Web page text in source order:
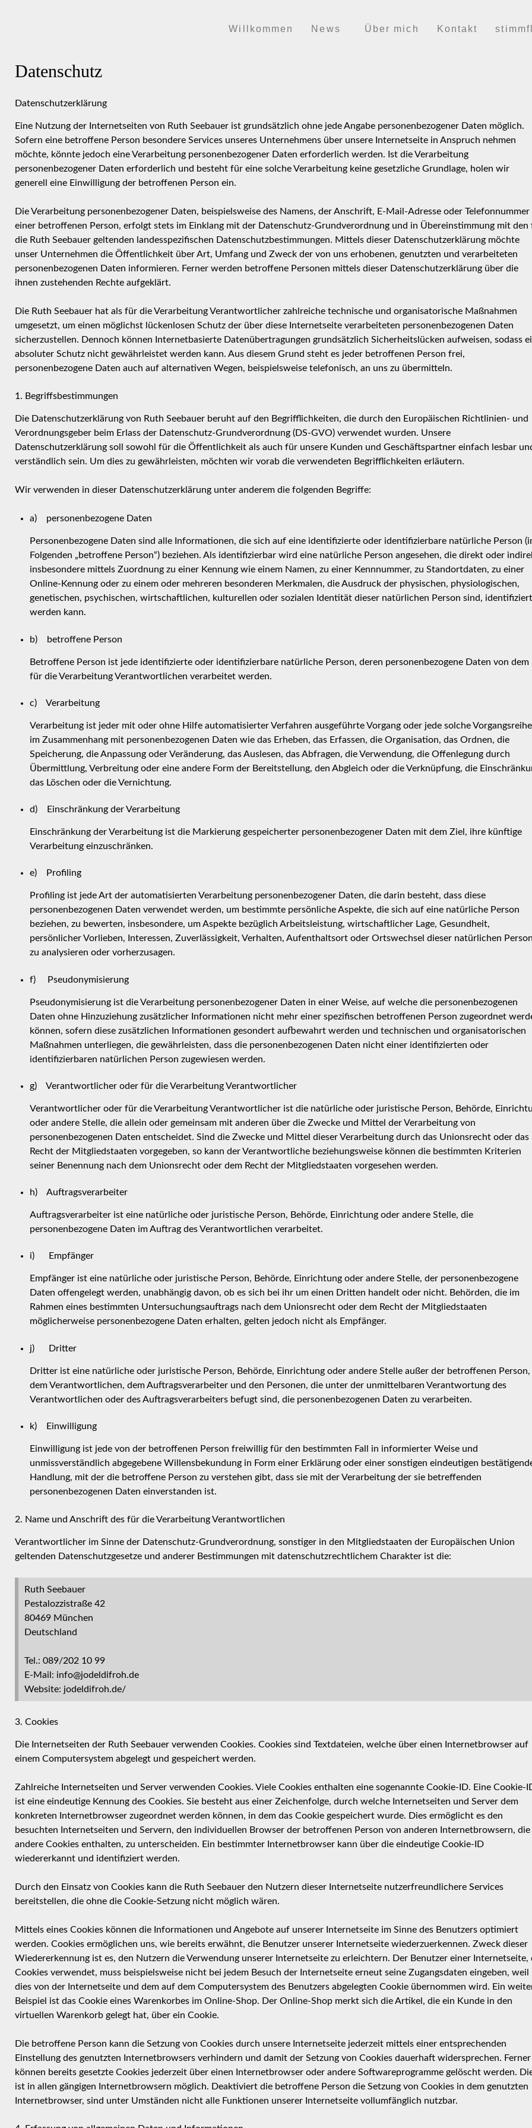
Willkommen News Über mich Kontakt
Datenschutz
Datenschutzerklärung
Eine Nutzung der Internetseiten von Ruth Seebauer ist grundsätzlich ohne jede Angabe personenbezogener Daten möglich.
Sofern eine betroffene Person besondere Services unseres Unternehmens über unsere Internetseite in Anspruch nehmen
möchte, könnte jedoch eine Verarbeitung personenbezogener Daten erforderlich werden. Ist die Verarbeitung
personenbezogener Daten erforderlich und besteht für eine solche Verarbeitung keine gesetzliche Grundlage, holen wir
generell eine Einwilligung der betroffenen Person ein.
Die Verarbeitung personenbezogener Daten, beispielsweise des Namens, der Anschrift, E-Mail-Adresse oder Telefonnummer
einer betroffenen Person, erfolgt stets im Einklang mit der Datenschutz-Grundverordnung und in Übereinstimmung mit den
die Ruth Seebauer geltenden landesspezifischen Datenschutzbestimmungen. Mittels dieser Datenschutzerklärung möchte
unser Unternehmen die Öffentlichkeit über Art, Umfang und Zweck der von uns erhobenen, genutzten und verarbeiteten
personenbezogenen Daten informieren. Ferner werden betroffene Personen mittels dieser Datenschutzerklärung über die
ihnen zustehenden Rechte aufgeklärt.
Die Ruth Seebauer hat als für die Verarbeitung Verantwortlicher zahlreiche technische und organisatorische Maßnahmen
umgesetzt, um einen möglichst lückenlosen Schutz der über diese Internetseite verarbeiteten personenbezogenen Daten
sicherzustellen. Dennoch können Internetbasierte Datenübertragungen grundsätzlich Sicherheitslücken aufweisen, sodass
absoluter Schutz nicht gewährleistet werden kann. Aus diesem Grund steht es jeder betroffenen Person frei,
personenbezogene Daten auch auf alternativen Wegen, beispielsweise telefonisch, an uns zu übermitteln.
1. Begriffsbestimmungen
Die Datenschutzerklärung von Ruth Seebauer beruht auf den Begrifflichkeiten, die durch den Europäischen Richtlinien- und
Verordnungsgeber beim Erlass der Datenschutz-Grundverordnung (DS-GVO) verwendet wurden. Unsere
Datenschutzerklärung soll sowohl für die Öffentlichkeit als auch für unsere Kunden und Geschäftspartner einfach lesbar
verständlich sein. Um dies zu gewährleisten, möchten wir vorab die verwendeten Begrifflichkeiten erläutern.
Wir verwenden in dieser Datenschutzerklärung unter anderem die folgenden Begriffe:
a) personenbezogene Daten
Personenbezogene Daten sind alle Informationen, die sich auf eine identifizierte oder identifizierbare natürliche Person
Folgenden „betroffene Person“) beziehen. Als identifizierbar wird eine natürliche Person angesehen, die direkt oder
insbesondere mittels Zuordnung zu einer Kennung wie einem Namen, zu einer Kennnummer, zu Standortdaten, zu einer
Online-Kennung oder zu einem oder mehreren besonderen Merkmalen, die Ausdruck der physischen, physiologischen,
genetischen, psychischen, wirtschaftlichen, kulturellen oder sozialen Identität dieser natürlichen Person sind, identifiziert
werden kann.
b) betroffene Person
Betroffene Person ist jede identifizierte oder identifizierbare natürliche Person, deren personenbezogene Daten von dem
für die Verarbeitung Verantwortlichen verarbeitet werden.
c) Verarbeitung
Verarbeitung ist jeder mit oder ohne Hilfe automatisierter Verfahren ausgeführte Vorgang oder jede solche Vorgangsreihe
im Zusammenhang mit personenbezogenen Daten wie das Erheben, das Erfassen, die Organisation, das Ordnen, die
Speicherung, die Anpassung oder Veränderung, das Auslesen, das Abfragen, die Verwendung, die Offenlegung durch
Übermittlung, Verbreitung oder eine andere Form der Bereitstellung, den Abgleich oder die Verknüpfung, die
das Löschen oder die Vernichtung.
d) Einschränkung der Verarbeitung
Einschränkung der Verarbeitung ist die Markierung gespeicherter personenbezogener Daten mit dem Ziel, ihre künftige
Verarbeitung einzuschränken.
e) Profiling
Profiling ist jede Art der automatisierten Verarbeitung personenbezogener Daten, die darin besteht, dass diese
personenbezogenen Daten verwendet werden, um bestimmte persönliche Aspekte, die sich auf eine natürliche Person
beziehen, zu bewerten, insbesondere, um Aspekte bezüglich Arbeitsleistung, wirtschaftlicher Lage, Gesundheit,
persönlicher Vorlieben, Interessen, Zuverlässigkeit, Verhalten, Aufenthaltsort oder Ortswechsel dieser natürlichen
zu analysieren oder vorherzusagen.
f) Pseudonymisierung
Pseudonymisierung ist die Verarbeitung personenbezogener Daten in einer Weise, auf welche die personenbezogenen
Daten ohne Hinzuziehung zusätzlicher Informationen nicht mehr einer spezifischen betroffenen Person zugeordnet
können, sofern diese zusätzlichen Informationen gesondert aufbewahrt werden und technischen und organisatorischen
Maßnahmen unterliegen, die gewährleisten, dass die personenbezogenen Daten nicht einer identifizierten oder
identifizierbaren natürlichen Person zugewiesen werden.
g) Verantwortlicher oder für die Verarbeitung Verantwortlicher
Verantwortlicher oder für die Verarbeitung Verantwortlicher ist die natürliche oder juristische Person, Behörde,
oder andere Stelle, die allein oder gemeinsam mit anderen über die Zwecke und Mittel der Verarbeitung von
personenbezogenen Daten entscheidet. Sind die Zwecke und Mittel dieser Verarbeitung durch das Unionsrecht oder das
Recht der Mitgliedstaaten vorgegeben, so kann der Verantwortliche beziehungsweise können die bestimmten Kriterien
seiner Benennung nach dem Unionsrecht oder dem Recht der Mitgliedstaaten vorgesehen werden.
h) Auftragsverarbeiter
Auftragsverarbeiter ist eine natürliche oder juristische Person, Behörde, Einrichtung oder andere Stelle, die
personenbezogene Daten im Auftrag des Verantwortlichen verarbeitet.
i) Empfänger
Empfänger ist eine natürliche oder juristische Person, Behörde, Einrichtung oder andere Stelle, der personenbezogene
Daten offengelegt werden, unabhängig davon, ob es sich bei ihr um einen Dritten handelt oder nicht. Behörden, die im
Rahmen eines bestimmten Untersuchungsauftrags nach dem Unionsrecht oder dem Recht der Mitgliedstaaten
möglicherweise personenbezogene Daten erhalten, gelten jedoch nicht als Empfänger.
j) Dritter
Dritter ist eine natürliche oder juristische Person, Behörde, Einrichtung oder andere Stelle außer der betroffenen Person,
dem Verantwortlichen, dem Auftragsverarbeiter und den Personen, die unter der unmittelbaren Verantwortung des
Verantwortlichen oder des Auftragsverarbeiters befugt sind, die personenbezogenen Daten zu verarbeiten.
k) Einwilligung
Einwilligung ist jede von der betroffenen Person freiwillig für den bestimmten Fall in informierter Weise und
unmissverständlich abgegebene Willensbekundung in Form einer Erklärung oder einer sonstigen eindeutigen
Handlung, mit der die betroffene Person zu verstehen gibt, dass sie mit der Verarbeitung der sie betreffenden
personenbezogenen Daten einverstanden ist.
2. Name und Anschrift des für die Verarbeitung Verantwortlichen
Verantwortlicher im Sinne der Datenschutz-Grundverordnung, sonstiger in den Mitgliedstaaten der Europäischen Union
geltenden Datenschutzgesetze und anderer Bestimmungen mit datenschutzrechtlichem Charakter ist die:
Ruth Seebauer
Pestalozzistraße 42
80469 München
Deutschland
Tel.: 089/202 10 99
E-Mail: info@jodeldifroh.de
Website: jodeldifroh.de/
3. Cookies
Die Internetseiten der Ruth Seebauer verwenden Cookies. Cookies sind Textdateien, welche über einen Internetbrowser auf
einem Computersystem abgelegt und gespeichert werden.
Zahlreiche Internetseiten und Server verwenden Cookies. Viele Cookies enthalten eine sogenannte Cookie-ID. Eine Cookie-
ist eine eindeutige Kennung des Cookies. Sie besteht aus einer Zeichenfolge, durch welche Internetseiten und Server dem
konkreten Internetbrowser zugeordnet werden können, in dem das Cookie gespeichert wurde. Dies ermöglicht es den
besuchten Internetseiten und Servern, den individuellen Browser der betroffenen Person von anderen Internetbrowsern, die
andere Cookies enthalten, zu unterscheiden. Ein bestimmter Internetbrowser kann über die eindeutige Cookie-ID
wiedererkannt und identifiziert werden.
Durch den Einsatz von Cookies kann die Ruth Seebauer den Nutzern dieser Internetseite nutzerfreundlichere Services
bereitstellen, die ohne die Cookie-Setzung nicht möglich wären.
Mittels eines Cookies können die Informationen und Angebote auf unserer Internetseite im Sinne des Benutzers optimiert
werden. Cookies ermöglichen uns, wie bereits erwähnt, die Benutzer unserer Internetseite wiederzuerkennen. Zweck dieser
Wiedererkennung ist es, den Nutzern die Verwendung unserer Internetseite zu erleichtern. Der Benutzer einer Internetseite,
Cookies verwendet, muss beispielsweise nicht bei jedem Besuch der Internetseite erneut seine Zugangsdaten eingeben, weil
dies von der Internetseite und dem auf dem Computersystem des Benutzers abgelegten Cookie übernommen wird. Ein
Beispiel ist das Cookie eines Warenkorbes im Online-Shop. Der Online-Shop merkt sich die Artikel, die ein Kunde in den
virtuellen Warenkorb gelegt hat, über ein Cookie.
Die betroffene Person kann die Setzung von Cookies durch unsere Internetseite jederzeit mittels einer entsprechenden
Einstellung des genutzten Internetbrowsers verhindern und damit der Setzung von Cookies dauerhaft widersprechen. Ferner
können bereits gesetzte Cookies jederzeit über einen Internetbrowser oder andere Softwareprogramme gelöscht werden.
ist in allen gängigen Internetbrowsern möglich. Deaktiviert die betroffene Person die Setzung von Cookies in dem genutzten
Internetbrowser, sind unter Umständen nicht alle Funktionen unserer Internetseite vollumfänglich nutzbar.